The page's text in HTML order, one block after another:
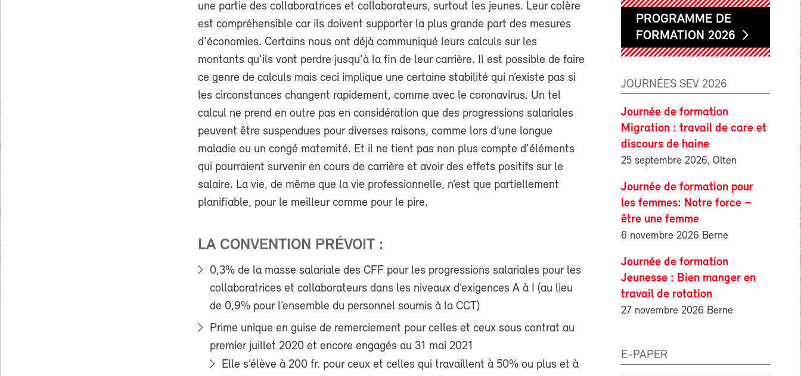
une partie des collaboratrices et collaborateurs, surtout les jeunes. Leur colère
est compréhensible car ils doivent supporter la plus grande part des mesures
d'économies. Certains nous ont déjà communiqué leurs calculs sur les
montants qu'ils vont perdre jusqu'à la fin de leur carrière. Il est possible de faire
ce genre de calculs mais ceci implique une certaine stabilité qui n’existe pas si
les circonstances changent rapidement, comme avec le coronavirus. Un tel
calcul ne prend en outre pas en considération que des progressions salariales
peuvent être suspendues pour diverses raisons, comme lors d’une longue
maladie ou un congé maternité. Et il ne tient pas non plus compte d'éléments
qui pourraient survenir en cours de carrière et avoir des effets positifs sur le
salaire. La vie, de même que la vie professionnelle, n’est que partiellement
planifiable, pour le meilleur comme pour le pire.
LA CONVENTION PRÉVOIT :
0,3% de la masse salariale des CFF pour les progressions salariales pour les
collaboratrices et collaborateurs dans les niveaux d’exigences A à I (au lieu
de 0,9% pour l’ensemble du personnel soumis à la CCT)
Prime unique en guise de remerciement pour celles et ceux sous contrat au
premier juillet 2020 et encore engagés au 31 mai 2021
Elle s’élève à 200 fr. pour ceux et celles qui travaillent à 50% ou plus et à
PROGRAMME DE
FORMATION 2026
JOURNÉES SEV 2026
Journée de formation
Migration : travail de care et
discours de haine
25 septembre 2026, Olten
Journée de formation pour
les femmes: Notre force –
être une femme
6 novembre 2026 Berne
Journée de formation
Jeunesse : Bien manger en
travail de rotation
27 novembre 2026 Berne
E-PAPER